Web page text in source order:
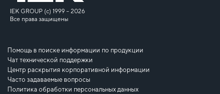
IEK GROUP (c) 1999 – 2026
Все права защищены
Помощь в поиске информации по продукции
Чат технической поддержки
Центр раскрытия корпоративной информации
Часто задаваемые вопросы
Политика обработки персональных данных